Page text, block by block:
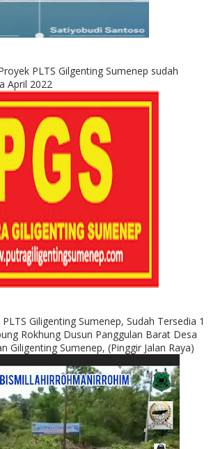
PLTS Gilgenting Sumenep sudah
April 2022
Giligenting Sumenep, Sudah Tersedia 1
Rokhung Dusun Panggulan Barat Desa
Giligenting Sumenep, (Pinggir Jalan Raya)